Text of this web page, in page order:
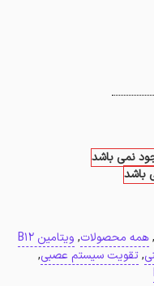
نمی باشد
باشد
,همه محصولات, ویتامین B12
,تقویت سیستم عصبی,